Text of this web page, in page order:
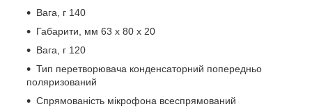
Вага, г 140
Габарити, мм 63 x 80 x 20
Вага, г 120
Тип перетворювача конденсаторний попередньо
поляризований
Спрямованість мікрофона всеспрямований